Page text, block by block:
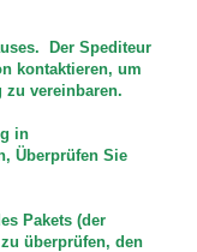
Der Spediteur
kontaktieren, um
vereinbaren.
in
Überprüfen Sie
Pakets (der
überprüfen, den